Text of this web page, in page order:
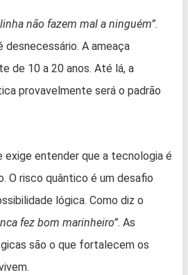
não fazem mal a ninguém”.
desnecessário. A ameaça
de 10 a 20 anos. Até lá, a
provavelmente será o padrão
exige entender que a tecnologia é
O risco quântico é um desafio
lógica. Como diz o
fez bom marinheiro”. As
são o que fortalecem os